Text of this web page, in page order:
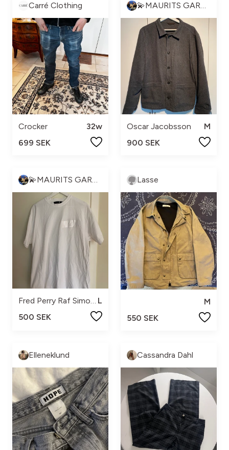
Carré Clothing
Crocker
32w
699 SEK
💫MAURITS GARDEROB💫
Oscar Jacobsson
M
900 SEK
💫MAURITS GARDEROB💫
Fred Perry Raf Simons
500 SEK
Lasse
M
550 SEK
Elleneklund Cassandra Dahl